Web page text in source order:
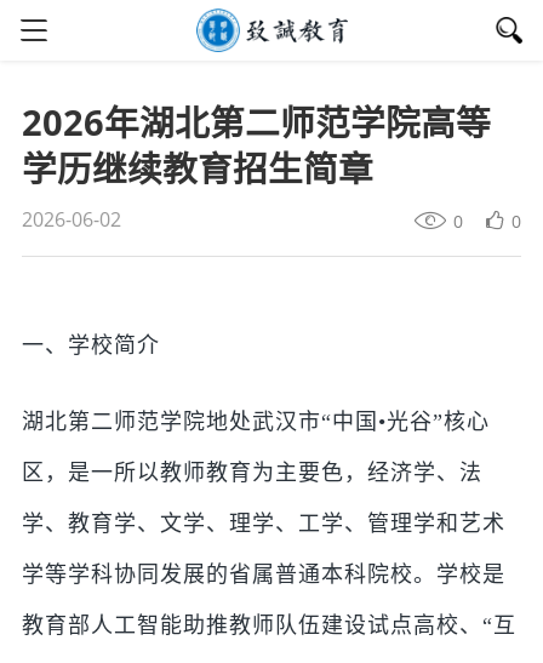
2026年湖北第二师范学院高等
学历继续教育招生简章
2026-06-02 0 0
一、学校简介
湖北第二师范学院地处武汉市“中国•光谷”核心
区，是一所以教师教育为主要色，经济学、法
学、教育学、文学、理学、工学、管理学和艺术
学等学科协同发展的省属普通本科院校。学校是
教育部人工智能助推教师队伍建设试点高校、“互